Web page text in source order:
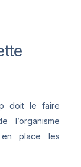
doit le faire
l’organisme
place les